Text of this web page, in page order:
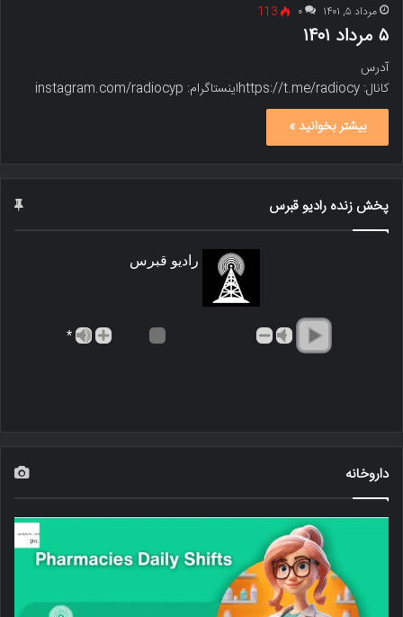
مرداد ۵, ۱۴۰۱ ۰ 113
۵ مرداد ۱۴۰۱
آدرس
کانال: https://t.me/radiocyاینستاگرام: instagram.com/radiocyp
بیشتر بخوانید »
پخش زنده رادیو قبرس
رادیو قبرس
*
داروخانه